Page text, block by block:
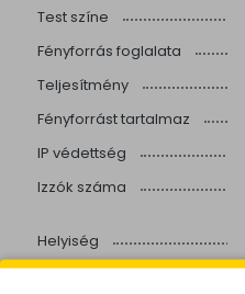
Test színe
Fényforrás foglalata
Teljesítmény
Fényforrást tartalmaz
IP védettség
Izzók száma
Helyiség
Stílus